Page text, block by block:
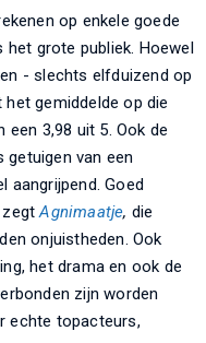
op enkele goede
grote publiek. Hoewel
- slechts elfduizend op
gemiddelde op die
een 3,98 uit 5. Ook de
getuigen van een
aangrijpend. Goed
zegtAgnimaatje, die
onjuistheden. Ook
het drama en ook de
zijn worden
echte topacteurs,